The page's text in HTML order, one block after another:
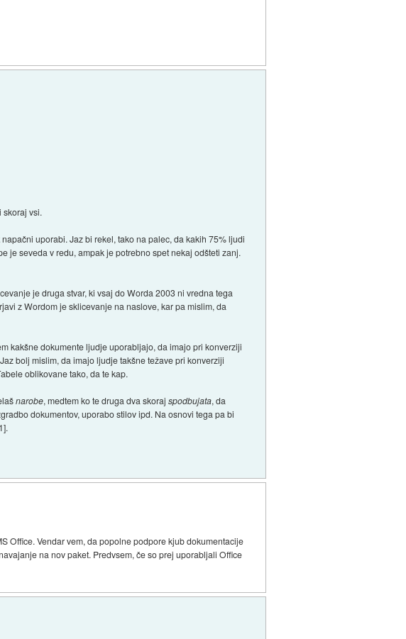
vsi.
uporabi. Jaz bi rekel, tako na palec, da kakih 75% ljudi
je seveda v redu, ampak je potrebno spet nekaj odšteti zanj.
je druga stvar, ki vsaj do Worda 2003 ni vredna tega
z Wordom je sklicevanje na naslove, kar pa mislim, da
kakšne dokumente ljudje uporabljajo, da imajo pri konverziji
bolj mislim, da imajo ljudje takšne težave pri konverziji
oblikovane tako, da te kap.
narobe, medtem ko te druga dva skorajspodbujata, da
dokumentov, uporabo stilov ipd. Na osnovi tega pa bi
Office. Vendar vem, da popolne podpore kjub dokumentacije
na nov paket. Predvsem, če so prej uporabljali Office